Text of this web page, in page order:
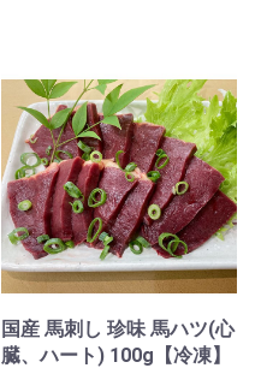
国産 馬刺し 珍味 馬ハツ(心
臓、ハート) 100g【冷凍】